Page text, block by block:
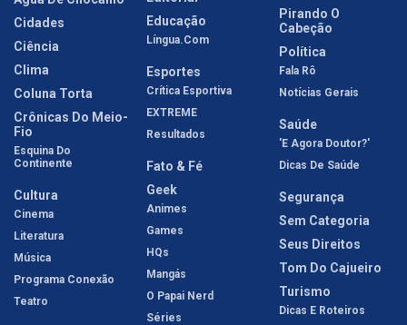
Cidades
Ciência
Clima
Coluna Torta
Crônicas Do Meio-
Fio
Esquina Do
Continente
Cultura
Cinema
Literatura
Música
Programa Conexão
Teatro
Educação
Língua.com
Esportes
Crítica Esportiva
EXTREME
Resultados
Fato & Fé
Geek
Animes
Games
HQs
Mangás
O Papai Nerd
Séries
Pirando O
Cabeção
Política
Fala Rô
Notícias Gerais
Saúde
'E Agora Doutor?'
Dicas De Saúde
Segurança
Sem Categoria
Seus Direitos
Tom Do Cajueiro
Turismo
Dicas E Roteiros